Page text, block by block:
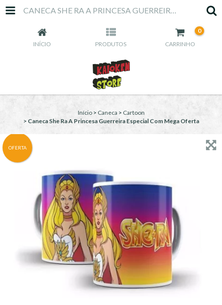
CANECA SHE RA A PRINCESA GUERREIRA ESPECIAL COM MEGA OFERTA
INÍCIO PRODUTOS CARRINHO
0
Início > Caneca > Cartoon
> Caneca She Ra A Princesa Guerreira Especial Com Mega Oferta
OFERTA